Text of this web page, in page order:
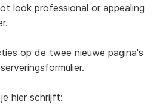
look professional or appealing
op de twee nieuwe pagina's
hier schrijft: